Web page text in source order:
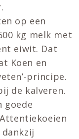
op een
kg melk met
eiwit. Dat
Koen en
principe.
de kalveren.
goede